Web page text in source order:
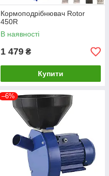
Кормоподрібнювач Rotor
450R
В наявності
1 479 ₴
Купити
–6%